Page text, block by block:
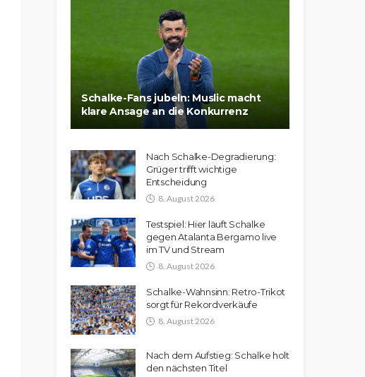
Schalke-Fans jubeln: Muslic macht
klare Ansage an die Konkurrenz
Nach Schalke-Degradierung:
Grüger trifft wichtige
Entscheidung
8. August 2026
Testspiel: Hier läuft Schalke
gegen Atalanta Bergamo live
im TV und Stream
8. August 2026
Schalke-Wahnsinn: Retro-Trikot
sorgt für Rekordverkäufe
8. August 2026
Nach dem Aufstieg: Schalke holt
den nächsten Titel